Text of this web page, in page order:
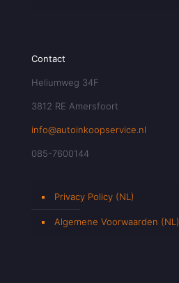
Contact
Heliumweg 34F
3812 RE Amersfoort
info@autoinkoopservice.nl
085-7600144
Privacy Policy (NL)
Algemene Voorwaarden (NL)